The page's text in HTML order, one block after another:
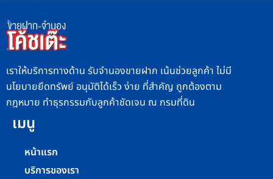
เราให้บริการทางด้าน รับจำนองขายฝาก เน้นช่วยลูกค้า ไม่มี
นโยบายยึดทรัพย์ อนุมัติได้เร็ว ง่าย ที่สำคัญ ถูกต้องตาม
กฎหมาย ทำธุรกรรมกับลูกค้าชัดเจน ณ กรมที่ดิน
เมนู
หน้าแรก
บริการของเรา